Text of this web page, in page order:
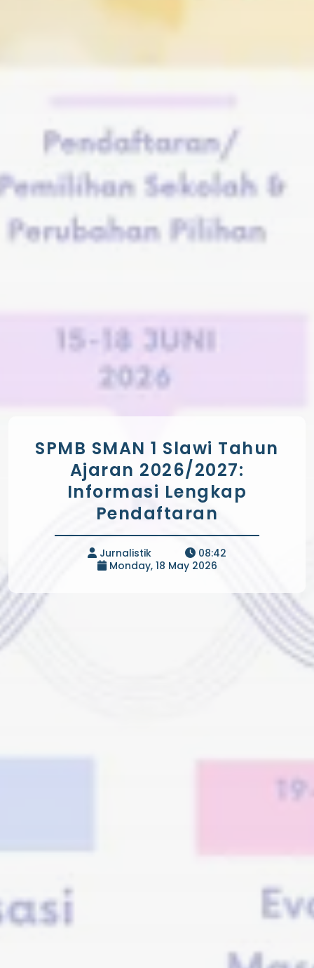
SPMB SMAN 1 Slawi Tahun
Ajaran 2026/2027:
Informasi Lengkap
Pendaftaran
Jurnalistik
08:42
Monday, 18 May 2026